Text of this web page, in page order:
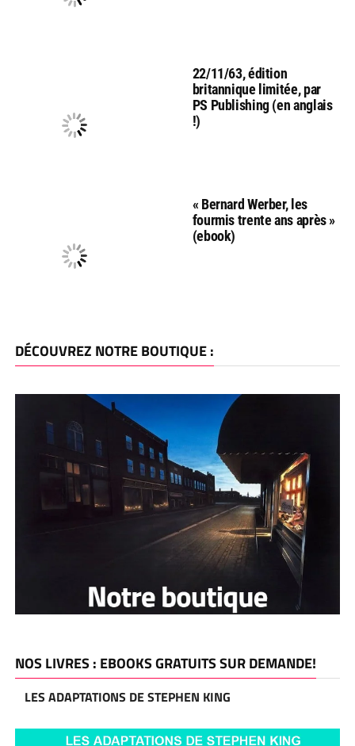
22/11/63, édition
britannique limitée, par
PS Publishing (en anglais
!)
« Bernard Werber, les
fourmis trente ans après »
(ebook)
DÉCOUVREZ NOTRE BOUTIQUE :
NOS LIVRES : EBOOKS GRATUITS SUR DEMANDE!
LES ADAPTATIONS DE STEPHEN KING